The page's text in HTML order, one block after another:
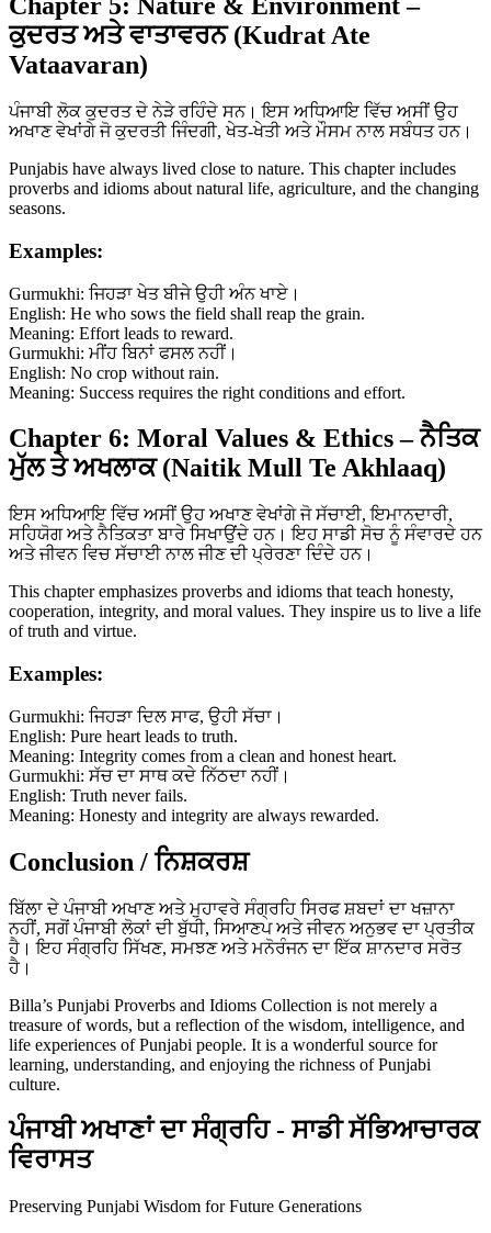
ਕੁਦਰਤ ਅਤੇ ਵਾਤਾਵਰਨ (Kudrat Ate
Vataavaran)
ਪੰਜਾਬੀ ਲੋਕ ਕੁਦਰਤ ਦੇ ਨੇੜੇ ਰਹਿੰਦੇ ਸਨ। ਇਸ ਅਧਿਆਇ ਵਿੱਚ ਅਸੀਂ ਉਹ
ਅਖਾਣ ਵੇਖਾਂਗੇ ਜੋ ਕੁਦਰਤੀ ਜਿੰਦਗੀ, ਖੇਤ-ਖੇਤੀ ਅਤੇ ਮੌਸਮ ਨਾਲ ਸਬੰਧਤ ਹਨ।
Punjabis have always lived close to nature. This chapter includes
proverbs and idioms about natural life, agriculture, and the changing
seasons.
Examples:
Gurmukhi: ਜਿਹੜਾ ਖੇਤ ਬੀਜੇ ਉਹੀ ਅੰਨ ਖਾਏ।
English: He who sows the field shall reap the grain.
Meaning: Effort leads to reward.
Gurmukhi: ਮੀਂਹ ਬਿਨਾਂ ਫਸਲ ਨਹੀਂ।
English: No crop without rain.
Meaning: Success requires the right conditions and effort.
Chapter 6: Moral Values & Ethics – ਨੈਤਿਕ
ਮੁੱਲ ਤੇ ਅਖਲਾਕ (Naitik Mull Te Akhlaaq)
ਇਸ ਅਧਿਆਇ ਵਿੱਚ ਅਸੀਂ ਉਹ ਅਖਾਣ ਵੇਖਾਂਗੇ ਜੋ ਸੱਚਾਈ, ਇਮਾਨਦਾਰੀ,
ਸਹਿਯੋਗ ਅਤੇ ਨੈਤਿਕਤਾ ਬਾਰੇ ਸਿਖਾਉਂਦੇ ਹਨ। ਇਹ ਸਾਡੀ ਸੋਚ ਨੂੰ ਸੰਵਾਰਦੇ ਹਨ
ਅਤੇ ਜੀਵਨ ਵਿਚ ਸੱਚਾਈ ਨਾਲ ਜੀਣ ਦੀ ਪ੍ਰੇਰਣਾ ਦਿੰਦੇ ਹਨ।
This chapter emphasizes proverbs and idioms that teach honesty,
cooperation, integrity, and moral values. They inspire us to live a life
of truth and virtue.
Examples:
Gurmukhi: ਜਿਹੜਾ ਦਿਲ ਸਾਫ, ਉਹੀ ਸੱਚਾ।
English: Pure heart leads to truth.
Meaning: Integrity comes from a clean and honest heart.
Gurmukhi: ਸੱਚ ਦਾ ਸਾਥ ਕਦੇ ਨਿੱਠਦਾ ਨਹੀਂ।
English: Truth never fails.
Meaning: Honesty and integrity are always rewarded.
Conclusion / ਨਿਸ਼ਕਰਸ਼
ਬਿੱਲਾ ਦੇ ਪੰਜਾਬੀ ਅਖਾਣ ਅਤੇ ਮੁਹਾਵਰੇ ਸੰਗ੍ਰਹਿ ਸਿਰਫ ਸ਼ਬਦਾਂ ਦਾ ਖਜ਼ਾਨਾ
ਨਹੀਂ, ਸਗੋਂ ਪੰਜਾਬੀ ਲੋਕਾਂ ਦੀ ਬੁੱਧੀ, ਸਿਆਣਪ ਅਤੇ ਜੀਵਨ ਅਨੁਭਵ ਦਾ ਪ੍ਰਤੀਕ
ਹੈ। ਇਹ ਸੰਗ੍ਰਹਿ ਸਿੱਖਣ, ਸਮਝਣ ਅਤੇ ਮਨੋਰੰਜਨ ਦਾ ਇੱਕ ਸ਼ਾਨਦਾਰ ਸਰੋਤ
ਹੈ।
Billa’s Punjabi Proverbs and Idioms Collection is not merely a
treasure of words, but a reflection of the wisdom, intelligence, and
life experiences of Punjabi people. It is a wonderful source for
learning, understanding, and enjoying the richness of Punjabi
culture.
ਪੰਜਾਬੀ ਅਖਾਣਾਂ ਦਾ ਸੰਗ੍ਰਹਿ - ਸਾਡੀ ਸੱਭਿਆਚਾਰਕ
ਵਿਰਾਸਤ
Preserving Punjabi Wisdom for Future Generations